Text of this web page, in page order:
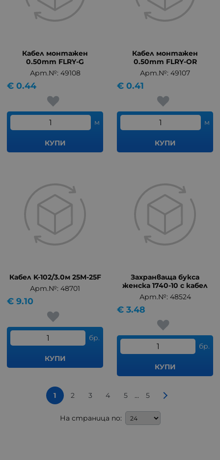
Кабел монтажен
0.50mm FLRY-G
Арт.№: 49108
0.44
€
м
КУПИ
Кабел монтажен
0.50mm FLRY-OR
Арт.№: 49107
0.41
€
м
КУПИ
Кабел K-102/3.0м 25M-25F
Арт.№: 48701
9.10
€
бр.
КУПИ
Захранваща букса
женска 1740-10 с кабел
Арт.№: 48524
3.48
€
бр.
КУПИ
1 2 3 4 5 ... 5
На страница по: